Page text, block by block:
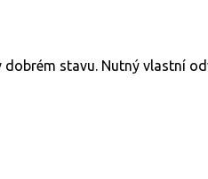
stavu. Nutný vlastní